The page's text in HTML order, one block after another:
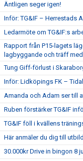
Äntligen seger igen!
Inför: TG&IF – Herrestads
Ledarmöte om TG&IF:s
Rapport från P15-lagets
lagbyggande och träff
Tung Giff-förlust i
Inför: Lidköpings FK –
Amanda och Adam ser till
Ruben förstärker TG&IF
TG&IF föll i kvällens
Här anmäler du dig till
30.000kr Drive in bingon 8